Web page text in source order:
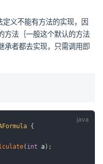
义不能有方法的实现，因
方法｛一般这个默认的方法
承者都去实现，只需调用即
{
( int a) ;